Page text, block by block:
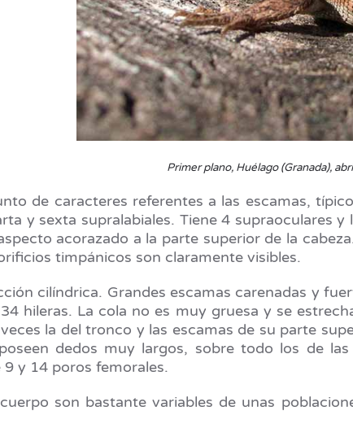
Primer plano, Huélago (Granada),
de caracteres referentes a las escamas,
y sexta supralabiales. Tiene 4 supraoculares
acorazado a la parte superior de la
timpánicos son claramente visibles.
cilíndrica. Grandes escamas carenadas y
hileras. La cola no es muy gruesa y se
la del tronco y las escamas de su parte
dedos muy largos, sobre todo los de
y 14 poros femorales.
son bastante variables de unas